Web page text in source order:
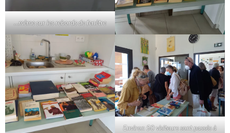
…même sur les rebords de fenêtre
Environ 50 visiteurs sont passés à